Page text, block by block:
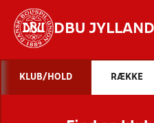
DBU JYLLAND
KLUB/HOLD RÆKKE